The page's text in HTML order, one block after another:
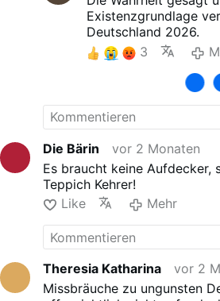
werdenund
ihrer
entkommen.
Existenzgrundlage
Deutschland 2026.
3
Die Bärin
vor 2 Monaten
Es braucht keine Aufdecker,
Teppich Kehrer!
Like
Mehr
Theresia Katharina
vor 2
Missbräuche zu ungunsten